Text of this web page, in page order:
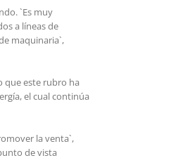
`Es muy
a líneas de
maquinaria`,
que este rubro ha
el cual continúa
la venta`,
de vista